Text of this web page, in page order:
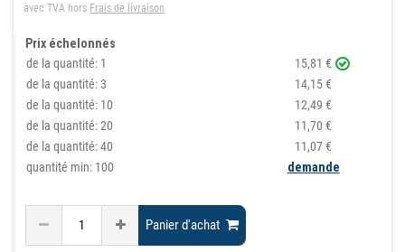
avec TVA hors Frais de livraison
Prix échelonnés
de la quantité: 1
15,81 €
de la quantité:3
14,15 €
de la quantité: 10
12,49 €
de la quantité:20
11,70 €
de la quantité:40
11,07 €
quantité min: 100
demande
Panier d'achat